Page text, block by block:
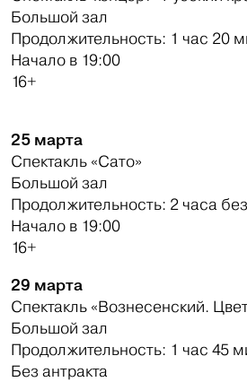
Большой зал
Продолжительность: 1 час 20
Начало в 19:00
16+
25 марта
Спектакль «Сато»
Большой зал
Продолжительность: 2 часа
Начало в 19:00
16+
29 марта
Спектакль «Вознесенский.
Большой зал
Продолжительность: 1 час 45
Без антракта